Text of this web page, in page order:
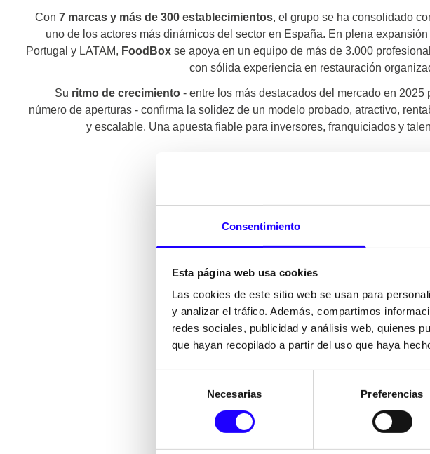
Consentimiento
Esta página web usa cookies
Las cookies de este sitio web se usan para
y analizar el tráfico. Además, compartimos
redes sociales, publicidad y análisis web, quienes
que hayan recopilado a partir del uso que haya
consentimiento
Necesarias Preferencias
Con 7 marcas y más de 300 establecimientos, el grupo se ha consolidado
uno de los actores más dinámicos del sector en España. En plena expansión
Portugal y LATAM, FoodBox se apoya en un equipo de más de 3.000
con sólida experiencia en restauración
Su ritmo de crecimiento - entre los más destacados del mercado en 2025
número de aperturas - confirma la solidez de un modelo probado, atractivo,
y escalable. Una apuesta fiable para inversores, franquiciados y
FoodBoxreúne un portfolio de marcas
para responder a distintos
Desde conceptos de Coffee & Bakery hasta
eficiencia
Un ecosistema multimarca coherente,